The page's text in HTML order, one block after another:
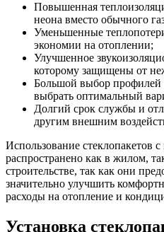
Повышенная
неона вместо обычного
Уменьшенные
экономии на отоплении;
Улучшенное
которому защищены от
Большой выбор профилей
выбрать оптимальный
Долгий срок службы и
другим внешним
Использование стеклопакетов
распространено как в жилом,
строительстве, так как они
значительно улучшить
расходы на отопление и
Установка